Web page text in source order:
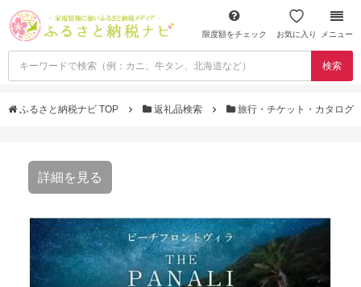
限度額をチェック お気に入り メニュー
検索
ふるさと納税ナビ TOP 返礼品検索 旅行・チケット・カタログ
詳細を見る